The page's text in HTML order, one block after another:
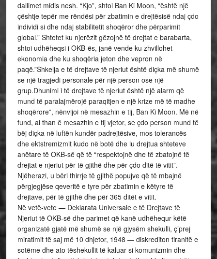
dallimet midis nesh. “Kjo”, shtoi Ban Ki Moon, “është një
çështje tepër me rëndësi për zbatimin e drejtësisë ndaj çdo
individi si dhe ndaj stabilitetit shoqëror dhe përparimit
global.” Shtetet ku njerëzit gëzojnë të drejtat e barabarta,
shtoi udhëheqsi i OKB-ës, janë vende ku zhvillohet
ekonomia dhe ku shoqëria jeton dhe vepron në
paqë.”Shkelja e të drejtave të njeriut është diçka më shumë
se një tragjedi personale për një person ose një
grup.Dhunimi i të drejtave të njeriut është një alarm që
mund të paralajmërojë paraqitjen e një krize më të madhe
shoqërore”, nënvijoi në mesazhin e tij, Ban Ki Moon. Më në
fund, ai than ë mesazhin e tij vjetor, se çdo person mund të
bëj diçka në luftën kundër padrejtësive, mos tolerancës
dhe ektstremizmit kudo në botë dhe iu drejtua shteteve
anëtare të OKB-së që të “respektojnë dhe të zbatojnë të
drejtat e njeriut për të gjithë dhe për çdo ditë të vitit”.
Njëherazi, u bëri thirrje të gjithë popujve që të mbajnë
përgjegjëse qeveritë e tyre për zbatimin e këtyre të
drejtave, për të gjithë dhe për 365 ditët e vitit.
Në vetë-vete — Deklarata Universale e të Drejtave të
Njeriut të OKB-së dhe parimet që kanë udhëhequr këtë
organizatë gjatë më shumë se një gjysëm shekulli, ç’prej
miratimit të saj më 10 dhjetor, 1948 — diskrediton tiranitë e
sotëme dhe ato tëshekullit të kaluar si komunizmin dhe